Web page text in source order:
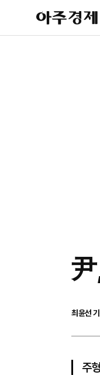
아
주
제
尹
최윤선
주